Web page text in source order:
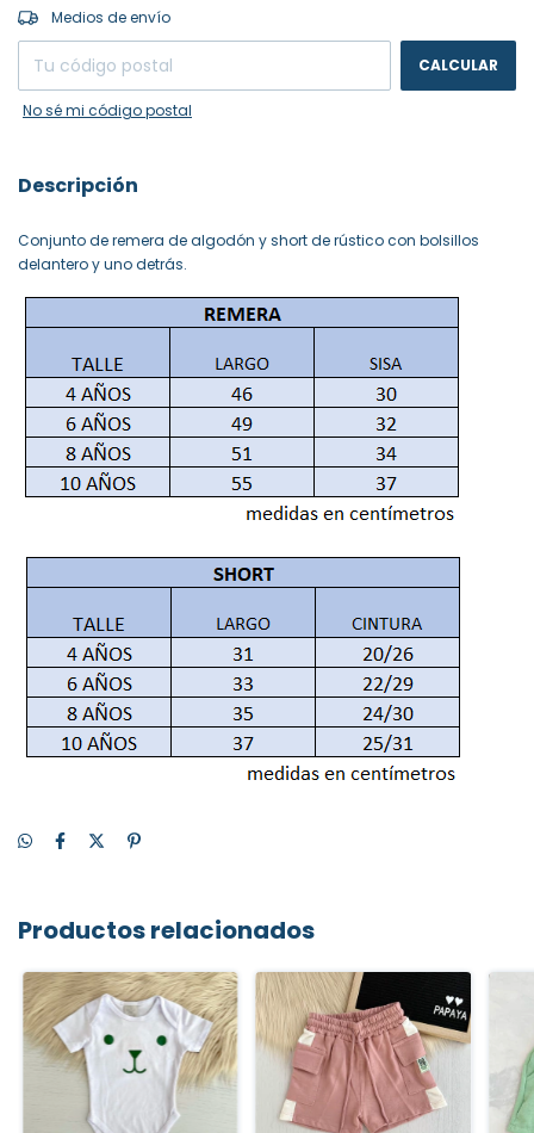
Entregas para el CP:
Medios de envío
CALCULAR
No sé mi código postal
Descripción
Conjunto de remera de algodón y short de rústico con bolsillos
delantero y uno detrás.
Productos relacionados